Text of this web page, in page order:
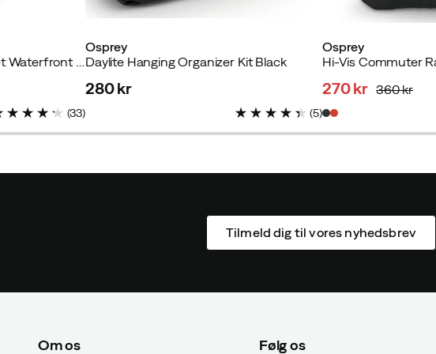
Ultralight Packing Cube Set Waterfront Blue
(33)
Osprey
Daylite Hanging Organizer Kit Black
280 kr
(5)
Osprey
Hi-Vis Commuter
discounted
price
270 kr
original
price
360 kr
Tilmeld dig til vores nyhedsbrev
Om os Følg os